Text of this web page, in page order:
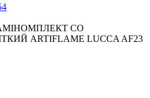
СО
ARTIFLAME LUCCA AF23